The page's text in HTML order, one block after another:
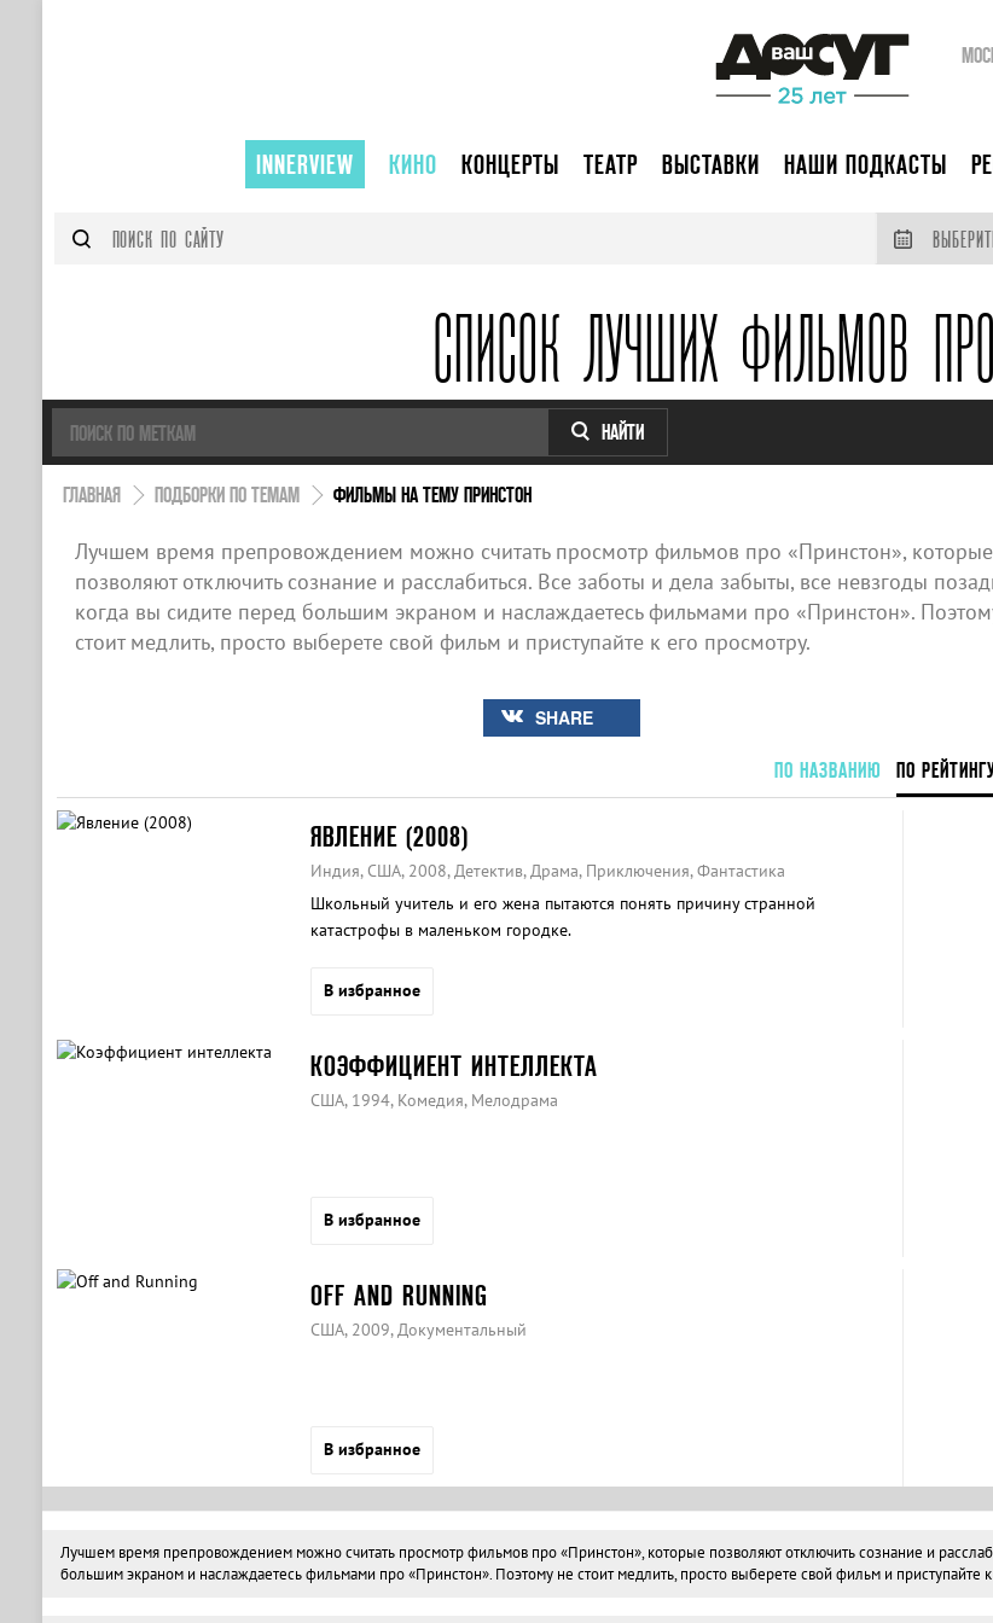
INNERVIEW КИНО КОНЦЕРТЫ ТЕАТР ВЫСТАВКИ НАШИ ПОДКАСТЫ
СПИСОК ЛУЧШИХ ФИЛЬМОВ
НАЙТИ
ГЛАВНАЯ ПОДБОРКИ ПО ТЕМАМ ФИЛЬМЫ НА ТЕМУ ПРИНСТОН
Лучшем время препровождением можно считать просмотр фильмов про «Принстон», которые
позволяют отключить сознание и расслабиться. Все заботы и дела забыты, все невзгоды
когда вы сидите перед большим экраном и наслаждаетесь фильмами про «Принстон».
стоит медлить, просто выберете свой фильм и приступайте к его просмотру.
SHARE
ПО НАЗВАНИЮ ПО
ЯВЛЕНИЕ (2008)
Индия, США, 2008, Детектив, Драма, Приключения, Фантастика
Школьный учитель и его жена пытаются понять причину странной
катастрофы в маленьком городке.
В избранное
КОЭФФИЦИЕНТ ИНТЕЛЛЕКТА
США, 1994, Комедия, Мелодрама
В избранное
OFF AND RUNNING
США, 2009, Документальный
В избранное
Лучшем время препровождением можно считать просмотр фильмов про «Принстон», которые позволяют отключить сознание и
большим экраном и наслаждаетесь фильмами про «Принстон». Поэтому не стоит медлить, просто выберете свой фильм и приступайте к